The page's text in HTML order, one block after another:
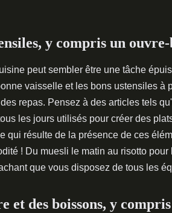
y compris un
peut sembler être une tâche
vaisselle et les bons ustensiles à
repas. Pensez à des articles tels
les jours utilisés pour créer des
qui résulte de la présence de ces
! Du muesli le matin au risotto
que vous disposez de tous les
et des boissons, y